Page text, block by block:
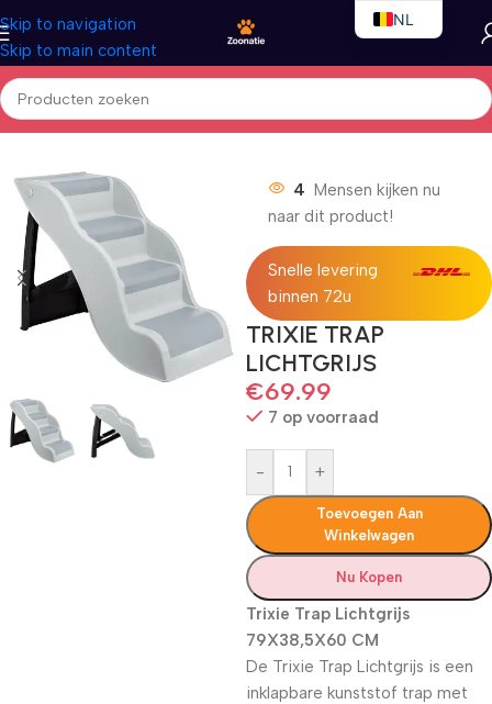
Skip to navigation
Skip to main content
Home/Honden
4 Mensen kijken nu
naar dit product!
Snelle levering
binnen 72u
TRIXIE TRAP
LICHTGRIJS
€69.99
7 op voorraad
- +
Toevoegen Aan
Winkelwagen
Nu Kopen
Trixie Trap Lichtgrijs
79X38,5X60 CM
De Trixie Trap Lichtgrijs is een
inklapbare kunststof trap met
NL